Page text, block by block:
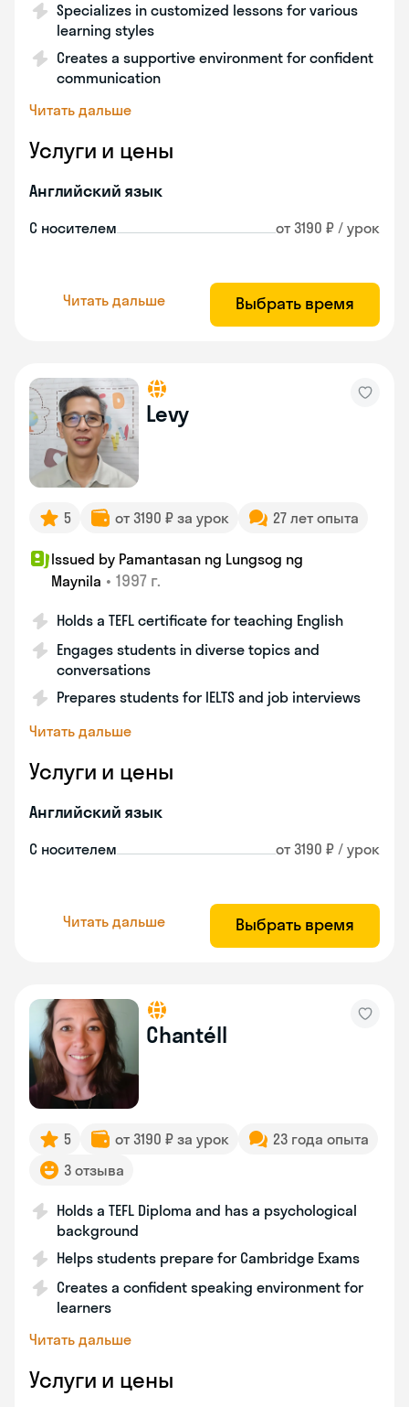
Specializes in customized lessons for various
learning styles
Creates a supportive environment for confident
communication
Читать дальше
Услуги и цены
Английский язык
С носителем от 3190 ₽ / урок
Читать дальше Выбрать время
Levy
5 от 3190 ₽ за урок 27 лет опыта
Issued by Pamantasan ng Lungsog ng
Maynila • 1997 г.
Holds a TEFL certificate for teaching English
Engages students in diverse topics and
conversations
Prepares students for IELTS and job interviews
Читать дальше
Услуги и цены
Английский язык
С носителем от 3190 ₽ / урок
Читать дальше Выбрать время
Chantéll
5 от 3190 ₽ за урок
23 года опыта
3 отзыва
Holds a TEFL Diploma and has a psychological
background
Helps students prepare for Cambridge Exams
Creates a confident speaking environment for
learners
Читать дальше
Услуги и цены